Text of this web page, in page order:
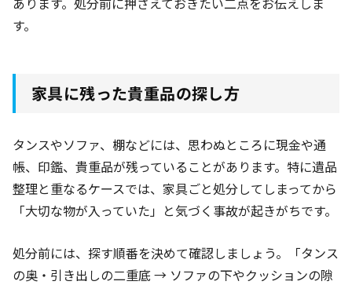
す。
家具に残った貴重品の探し方
タンスやソファ、棚などには、思わぬところに現金や通
帳、印鑑、貴重品が残っていることがあります。特に遺品
整理と重なるケースでは、家具ごと処分してしまってから
「大切な物が入っていた」と気づく事故が起きがちです。
処分前には、探す順番を決めて確認しましょう。「タンス
の奥・引き出しの二重底 → ソファの下やクッションの隙